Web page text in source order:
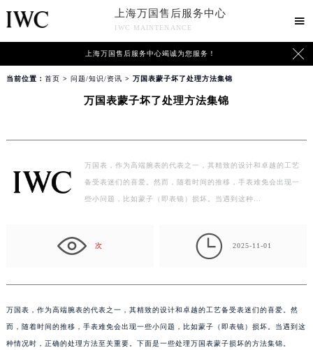
上海万国售后服务中心
IWC MAINTENANCE

上海万国售后服务中心竭诚为您服务！ 
当前位置： 首页 > 问题/知识/资讯 > 万国表蒙子坏了处理方法集锦
万国表蒙子坏了处理方法集锦
万国表，作为高端腕表的代表之一，其精致的设计和卓越的工艺
备受表迷们的喜爱。然而，随着时间的推移，手表难免会出现一
些小问题，比如蒙子（即表镜）损坏。当遇到这种…
次  2025-11-01
万国表，作为高端腕表的代表之一，其精致的设计和卓越的工艺备受表迷们的喜爱。然
而，随着时间的推移，手表难免会出现一些小问题，比如蒙子（即表镜）损坏。当遇到这
种情况时，正确的处理方法至关重要。下面是一些处理万国表蒙子损坏的方法集锦。